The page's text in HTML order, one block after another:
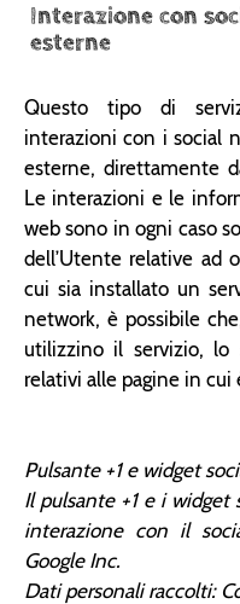
Interazione con
esterne
Questo tipo di
interazioni con i social
esterne, direttamente
Le interazioni e le
web sono in ogni caso
dell’Utente relative ad
cui sia installato un
network, è possibile
utilizzino il servizio, lo
relativi alle pagine in cui
Pulsante +1 e widget
Il pulsante +1 e i widget
interazione con il
Google Inc.
Dati personali raccolti: